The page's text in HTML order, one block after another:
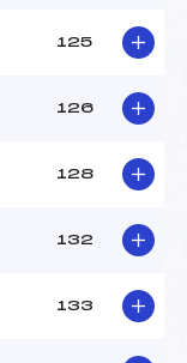
125
126
128
132
133